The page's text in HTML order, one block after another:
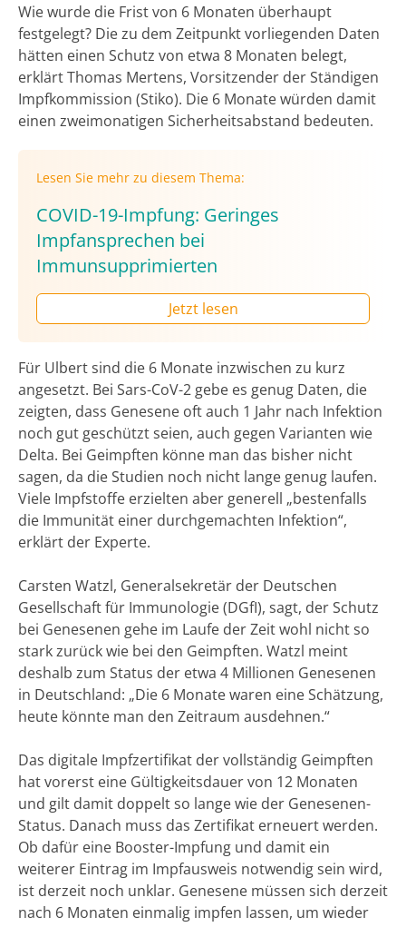
Wie wurde die Frist von 6 Monaten überhaupt
festgelegt? Die zu dem Zeitpunkt vorliegenden Daten
hätten einen Schutz von etwa 8 Monaten belegt,
erklärt Thomas Mertens, Vorsitzender der Ständigen
Impfkommission (Stiko). Die 6 Monate würden damit
einen zweimonatigen Sicherheitsabstand bedeuten.
Lesen Sie mehr zu diesem Thema:
COVID-19-Impfung: Geringes
Impfansprechen bei
Immunsupprimierten
Jetzt lesen
Für Ulbert sind die 6 Monate inzwischen zu kurz
angesetzt. Bei Sars-CoV-2 gebe es genug Daten, die
zeigten, dass Genesene oft auch 1 Jahr nach Infektion
noch gut geschützt seien, auch gegen Varianten wie
Delta. Bei Geimpften könne man das bisher nicht
sagen, da die Studien noch nicht lange genug laufen.
Viele Impfstoffe erzielten aber generell „bestenfalls
die Immunität einer durchgemachten Infektion“,
erklärt der Experte.
Carsten Watzl, Generalsekretär der Deutschen
Gesellschaft für Immunologie (DGfI), sagt, der Schutz
bei Genesenen gehe im Laufe der Zeit wohl nicht so
stark zurück wie bei den Geimpften. Watzl meint
deshalb zum Status der etwa 4 Millionen Genesenen
in Deutschland: „Die 6 Monate waren eine Schätzung,
heute könnte man den Zeitraum ausdehnen.“
Das digitale Impfzertifikat der vollständig Geimpften
hat vorerst eine Gültigkeitsdauer von 12 Monaten
und gilt damit doppelt so lange wie der Genesenen-
Status. Danach muss das Zertifikat erneuert werden.
Ob dafür eine Booster-Impfung und damit ein
weiterer Eintrag im Impfausweis notwendig sein wird,
ist derzeit noch unklar. Genesene müssen sich derzeit
nach 6 Monaten einmalig impfen lassen, um wieder